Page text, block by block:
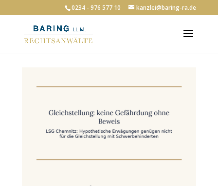
0234 - 976 577 10 kanzlei@baring-ra.de